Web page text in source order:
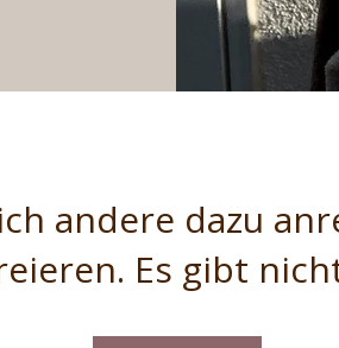
andere dazu
Es gibt